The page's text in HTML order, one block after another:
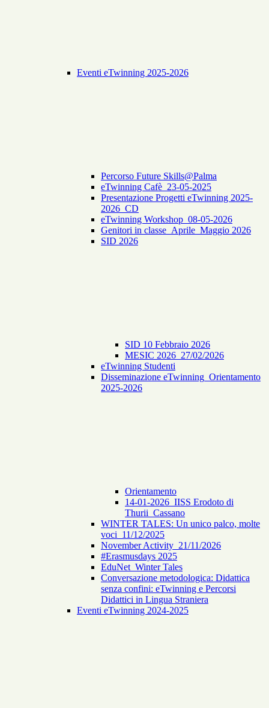
Eventi eTwinning 2025-2026
Percorso Future Skills@Palma
eTwinning Cafè_23-05-2025
Presentazione Progetti eTwinning 2025-
2026_CD
eTwinning Workshop_08-05-2026
Genitori in classe_Aprile_Maggio 2026
SID 2026
SID 10 Febbraio 2026
MESIC 2026_27/02/2026
eTwinning Studenti
Disseminazione eTwinning_Orientamento
2025-2026
Orientamento
14-01-2026_IISS Erodoto di
Thurii_Cassano
WINTER TALES: Un unico palco, molte
voci_11/12/2025
November Activity_21/11/2026
#Erasmusdays 2025
EduNet_Winter Tales
Conversazione metodologica: Didattica
senza confini: eTwinning e Percorsi
Didattici in Lingua Straniera
Eventi eTwinning 2024-2025